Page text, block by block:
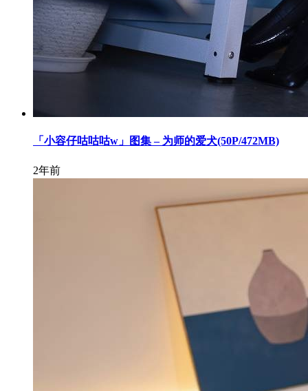
「小容仔咕咕咕w」图集 – 为师的爱犬(50P/472MB)
2年前